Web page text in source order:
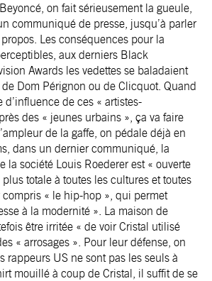
on fait sérieusement la gueule,
communiqué de presse, jusqu’à parler
Les conséquences pour la
aux derniers Black
Awards les vedettes se baladaient
Dom Pérignon ou de Clicquot. Quand
de ces « artistes-
des « jeunes urbains », ça va faire
de la gaffe, on pédale déjà en
dans un dernier communiqué, la
la société Louis Roederer est « ouverte
totale à toutes les cultures et toutes
compris « le hip-hop », qui permet
à la modernité ». La maison de
être irritée « de voir Cristal utilisé
« arrosages ». Pour leur défense, on
rappeurs US ne sont pas les seuls à
mouillé à coup de Cristal, il suffit de se